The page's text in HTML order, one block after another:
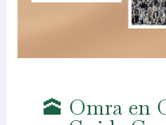
🕋 Omra en